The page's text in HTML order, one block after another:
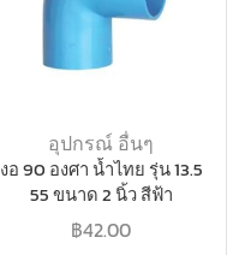
อุปกรณ์ อื่นๆ
งอ 90 องศา น้ำไทย รุ่น 13.5
55 ขนาด 2 นิ้ว สีฟ้า
฿42.00